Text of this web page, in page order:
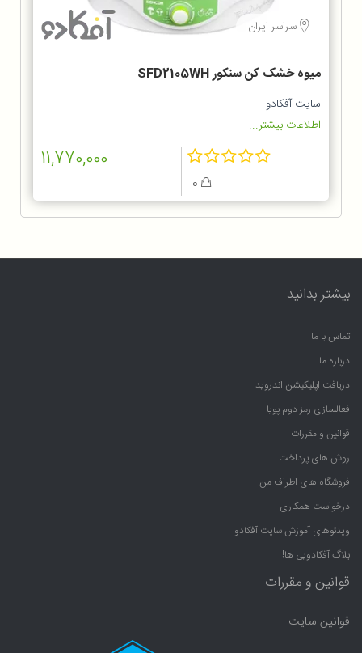
سراسر ایران
میوه خشک کن سنکور SFD2105WH
سایت آفکادو
اطلاعات بیشتر...
11,770,000
بیشتر بدانید
تماس با ما
درباره ما
دریافت اپلیکیشن اندروید
فعالسازی رمز دوم پویا
قوانین و مقررات
روش های پرداخت
فروشگاه های اطراف من
درخواست همکاری
ویدئوهای آموزش سایت آفکادو
بلاگ آفکادویی ها!
قوانین و مقررات
قوانین سایت